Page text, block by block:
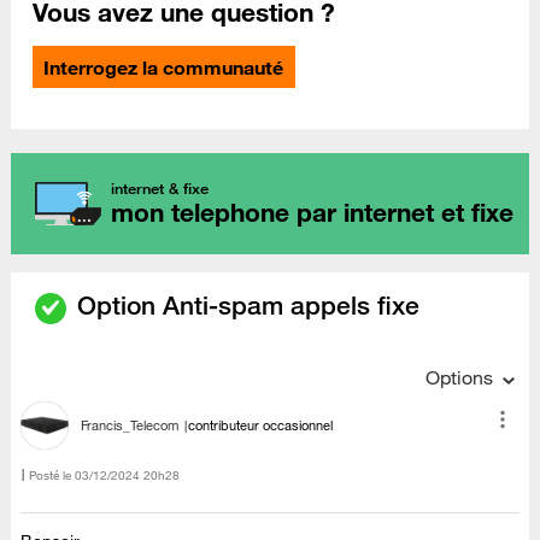
Vous avez une question ?
Interrogez la communauté
internet & fixe
mon telephone par internet et fixe
Option Anti-spam appels fixe
Options
Francis_Telecom contributeur occasionnel
Posté le ‎03/12/2024 20h28